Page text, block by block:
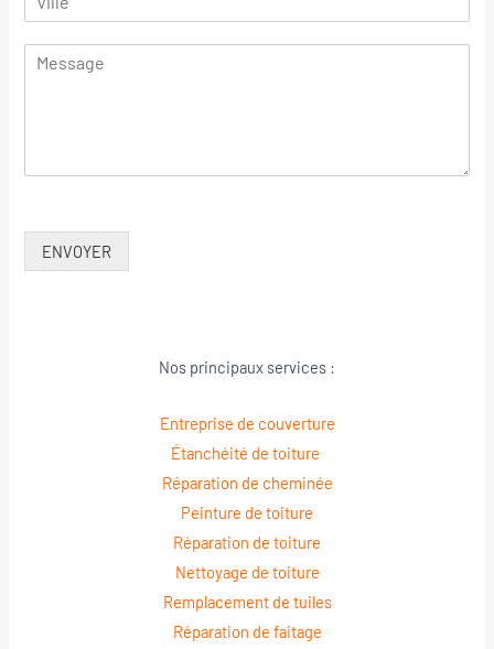
ENVOYER
Nos principaux services :
Entreprise de couverture
Étanchéité de toiture
Réparation de cheminée
Peinture de toiture
Réparation de toiture
Nettoyage de toiture
Remplacement de tuiles
Réparation de faitage